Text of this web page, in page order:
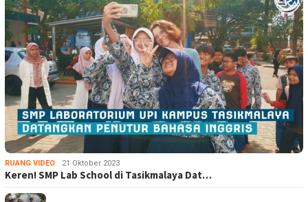
RUANG VIDEO 21 Oktober 2023
Keren! SMP Lab School di Tasikmalaya Dat…